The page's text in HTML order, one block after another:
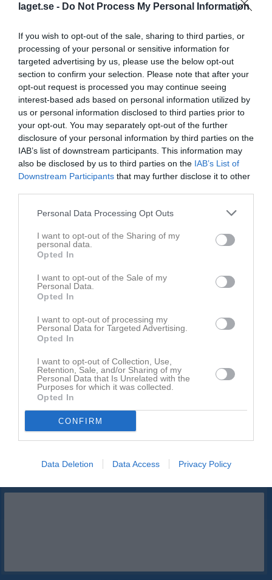
laget.se - Do Not Process My Personal Information
If you wish to opt-out of the sale, sharing to third parties, or
processing of your personal or sensitive information for
targeted advertising by us, please use the below opt-out
section to confirm your selection. Please note that after your
opt-out request is processed you may continue seeing
interest-based ads based on personal information utilized by
us or personal information disclosed to third parties prior to
your opt-out. You may separately opt-out of the further
disclosure of your personal information by third parties on the
IAB’s list of downstream participants. This information may
also be disclosed by us to third parties on the IAB’s List of
Downstream Participants that may further disclose it to other
Personal Data Processing Opt Outs
I want to opt-out of the Sharing of my
personal data.
Opted In
I want to opt-out of the Sale of my
Personal Data.
Opted In
I want to opt-out of processing my
Personal Data for Targeted Advertising.
Opted In
I want to opt-out of Collection, Use,
Retention, Sale, and/or Sharing of my
Personal Data that Is Unrelated with the
Purposes for which it was collected.
Opted In
CONFIRM
Data Deletion Data Access Privacy Policy
Senast uppladdade video
Ingen video uppladdad
Logga in och ladda upp ert första klipp
Senast uppdaterade album
Inget album finns skapat
Logga in som administratör och skapa ert första album
På gång Kalender
11 aug, 18:15
Katrineholms AIK 1 (hemma)